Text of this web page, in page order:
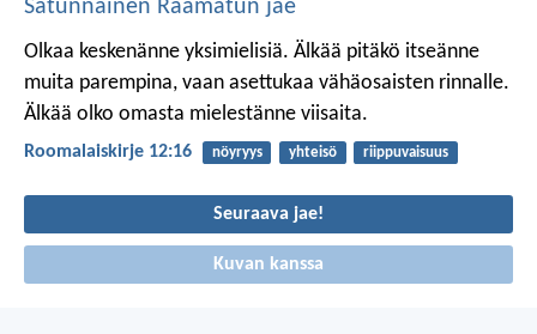
Satunnainen Raamatun jae
Olkaa keskenänne yksimielisiä. Älkää pitäkö itseänne
muita parempina, vaan asettukaa vähäosaisten rinnalle.
Älkää olko omasta mielestänne viisaita.
Roomalaiskirje 12:16 nöyryys yhteisö riippuvaisuus
Seuraava jae!
Kuvan kanssa